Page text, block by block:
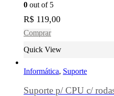
0 out of 5
R$ 119,00
Comprar
Quick View
Informática, Suporte
Suporte p/ CPU c/